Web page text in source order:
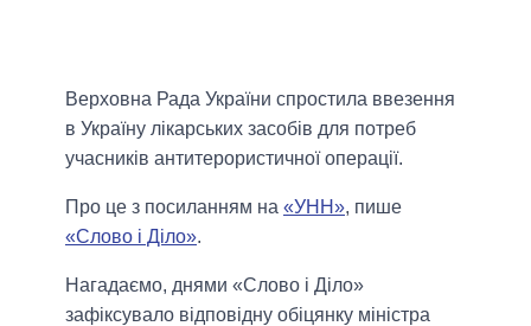
Верховна Рада України спростила ввезення
в Україну лікарських засобів для потреб
учасників антитерористичної операції.
Про це з посиланням на «УНН», пише
«Слово і Діло».
Нагадаємо, днями «Слово і Діло»
зафіксувало відповідну обіцянку міністра